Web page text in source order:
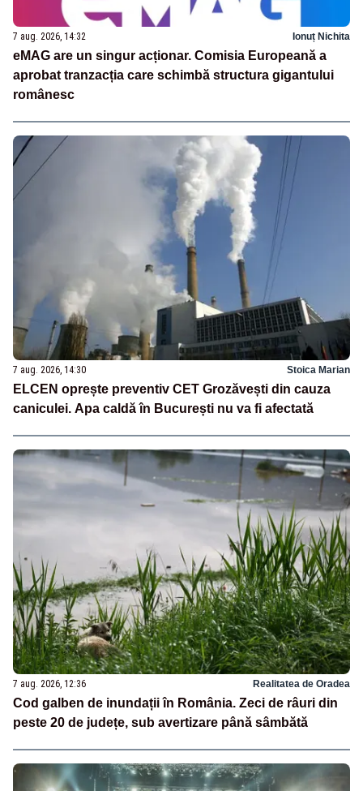
7 aug. 2026, 14:32 Ionuț Nichita
eMAG are un singur acționar. Comisia Europeană a
aprobat tranzacția care schimbă structura gigantului
românesc
7 aug. 2026, 14:30 Stoica Marian
ELCEN oprește preventiv CET Grozăvești din cauza
caniculei. Apa caldă în București nu va fi afectată
7 aug. 2026, 12:36 Realitatea de Oradea
Cod galben de inundații în România. Zeci de râuri din
peste 20 de județe, sub avertizare până sâmbătă